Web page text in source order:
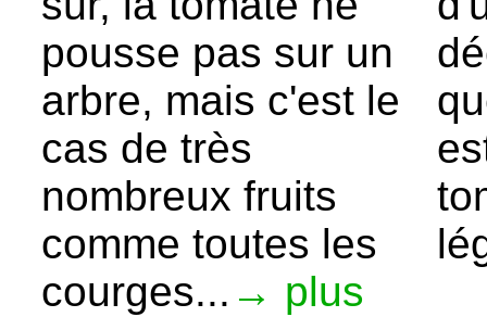
pousse pas sur un
arbre, mais c'est le
cas de très
nombreux fruits
comme toutes les
courges... → plus